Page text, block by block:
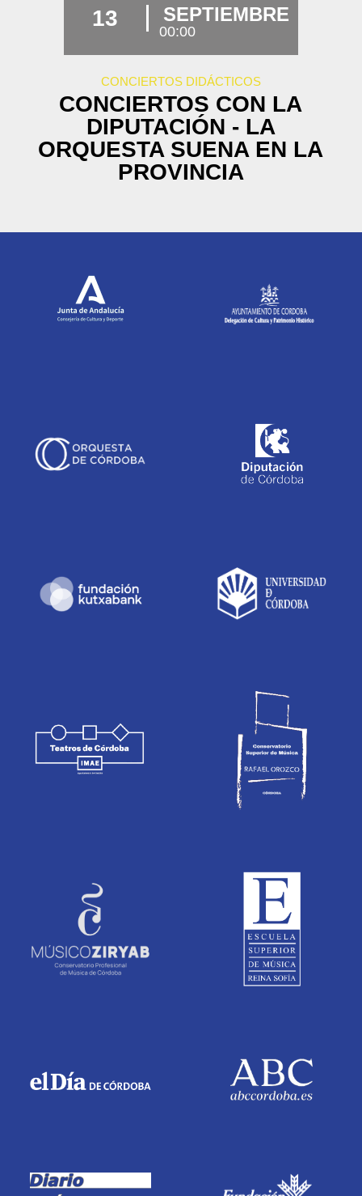
13 SEPTIEMBRE
00:00
CONCIERTOS DIDÁCTICOS
CONCIERTOS CON LA
DIPUTACIÓN - LA
ORQUESTA SUENA EN LA
PROVINCIA